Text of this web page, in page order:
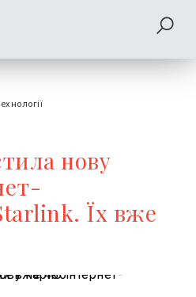
нову
Їх вже